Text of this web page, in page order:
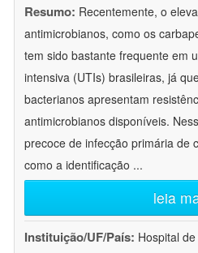
Resumo: Recentemente, o
antimicrobianos, como os
tem sido bastante frequente em
intensiva (UTIs) brasileiras, já
bacterianos apresentam
antimicrobianos disponíveis.
precoce de infecção primária de
como a identificação ...
leia
Instituição/UF/País: Hospital